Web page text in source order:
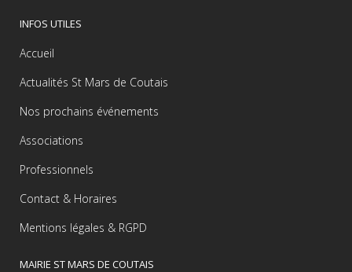
INFOS UTILES
Accueil
Actualités St Mars de Coutais
Nos prochains événements
Associations
Professionnels
Contact & Horaires
Mentions légales & RGPD
MAIRIE ST MARS DE COUTAIS